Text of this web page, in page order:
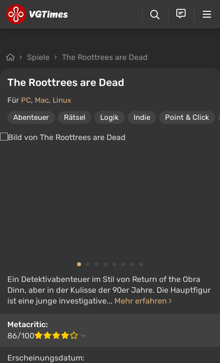
Spiele The Roottrees are Dead
The Roottrees are Dead
Für PC, Mac, Linux
Abenteuer
Rätsel Logik Indie Point & Click
Ein Detektivabenteuer im Stil von Return of the Obra
Dinn, aber in der Kulisse der 90er Jahre. Die Hauptfigur
ist eine junge investigative... Mehr erfahren
Metacritic:
86/100
Erscheinungsdatum: